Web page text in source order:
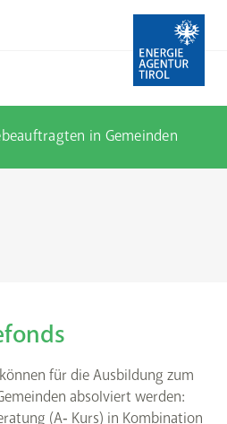
in Gemeinden
für die Ausbildung zum
absolviert werden:
(A‐ Kurs) in Kombination